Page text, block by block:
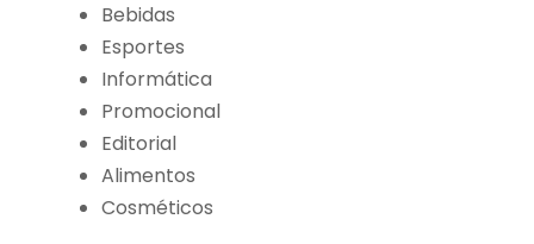
Bebidas
Esportes
Informática
Promocional
Editorial
Alimentos
Cosméticos